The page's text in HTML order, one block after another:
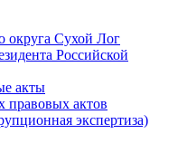
округа Сухой Лог
Российской
акты
правовых актов
экспертиза)